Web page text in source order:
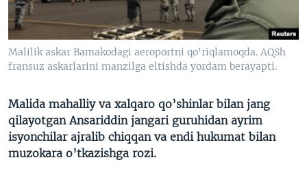
VIDEO
XABARLAR SURATLARDA
ODNOKLASSNIKI
TWITTER
Malilik askar Bamakodagi aeroportni qo'riqlamoqda. AQSh
fransuz askarlarini manzilga eltishda yordam berayapti.
Malida mahalliy va xalqaro qo’shinlar bilan jang
qilayotgan Ansariddin jangari guruhidan ayrim
isyonchilar ajralib chiqqan va endi hukumat bilan
muzokara o’tkazishga rozi.